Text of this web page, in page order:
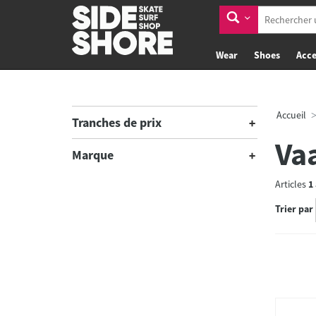
Wear Shoes
Tranches de prix
Marque
Accueil
Articles 1
Trier par